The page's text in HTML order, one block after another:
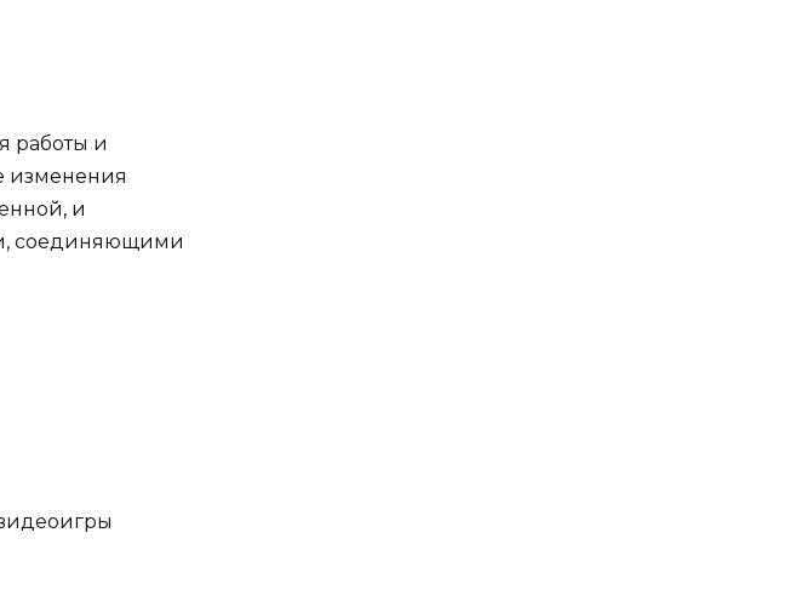
работы и
изменения
и
соединяющими